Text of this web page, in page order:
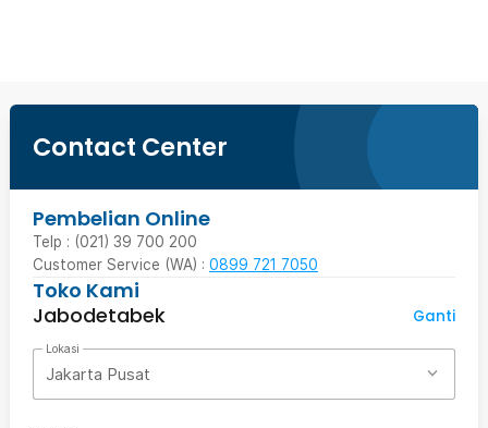
Contact Center
Pembelian Online
Telp : (021) 39 700 200
Customer Service (WA) : 0899 721 7050
Toko Kami
Jabodetabek
Ganti
Lokasi
Jakarta Pusat